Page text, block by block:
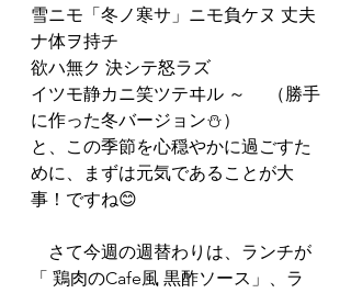
雪ニモ「冬ノ寒サ」ニモ負ケヌ 丈夫
ナ体ヲ持チ
欲ハ無ク 決シテ怒ラズ
イツモ静カニ笑ツテヰル ～ 　（勝手
に作った冬バージョン⛄）
と、この季節を心穏やかに過ごすた
めに、まずは元気であることが大
事！ですね😊
さて今週の週替わりは、ランチが
「 鶏肉のCafe風 黒酢ソース」、ラ